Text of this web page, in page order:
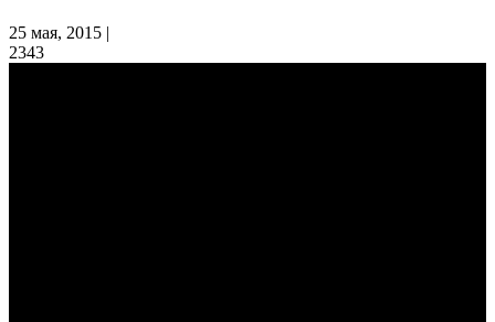
25 мая, 2015 |
2343